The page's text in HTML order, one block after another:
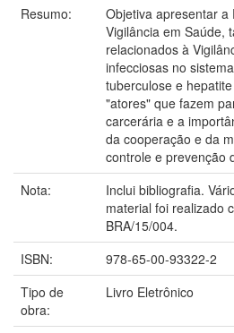
Resumo:
Objetiva apresentar a
Vigilância em Saúde,
relacionados à
infecciosas no
tuberculose e
"atores" que fazem
carcerária e a
da cooperação e da
controle e prevenção
Nota:
Inclui bibliografia.
material foi realizado
BRA/15/004.
ISBN:
978-65-00-93322-2
Tipo de
obra:
Livro Eletrônico